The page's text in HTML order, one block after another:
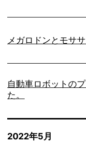
メガロドンとモサ
自動車ロボットの
た。
2022年5月